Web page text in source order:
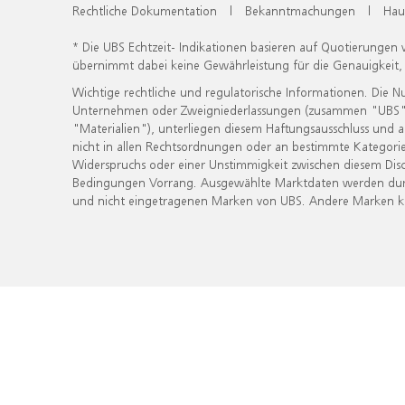
Rechtliche Dokumentation | Bekanntmachungen |
* Die UBS Echtzeit- Indikationen basieren auf
übernimmt dabei keine Gewährleistung für die
Wichtige rechtliche und regulatorische Informationen. Die
Unternehmen oder Zweigniederlassungen (zusammen
"Materialien"), unterliegen diesem Haftungsausschluss
nicht in allen Rechtsordnungen oder an bestimmte
Widerspruchs oder einer Unstimmigkeit zwischen diesem
Bedingungen Vorrang. Ausgewählte Marktdaten werden
und nicht eingetragenen Marken von UBS. Andere Marken